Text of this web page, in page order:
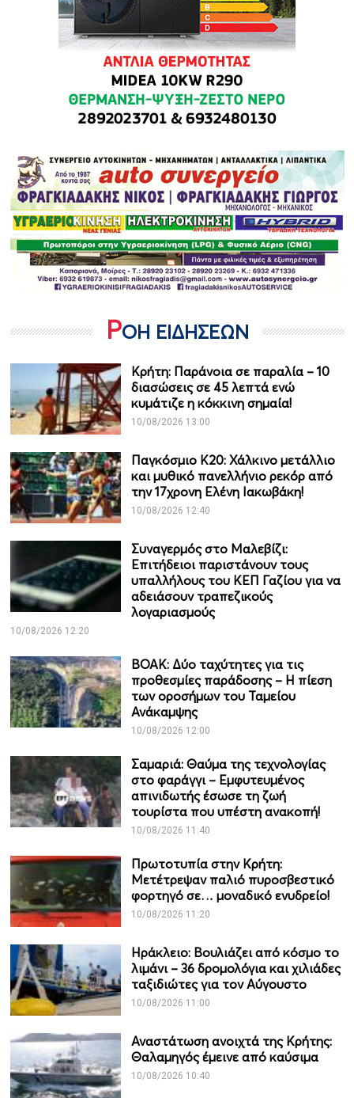
ΡΟΗ ΕΙΔΗΣΕΩΝ
Κρήτη: Παράνοια σε παραλία – 10
διασώσεις σε 45 λεπτά ενώ
κυμάτιζε η κόκκινη σημαία!
10/08/2026 13:00
Παγκόσμιο Κ20: Χάλκινο μετάλλιο
και μυθικό πανελλήνιο ρεκόρ από
την 17χρονη Ελένη Ιακωβάκη!
10/08/2026 12:40
Συναγερμός στο Μαλεβίζι:
Επιτήδειοι παριστάνουν τους
υπαλλήλους του ΚΕΠ Γαζίου για να
αδειάσουν τραπεζικούς
λογαριασμούς
10/08/2026 12:20
ΒΟΑΚ: Δύο ταχύτητες για τις
προθεσμίες παράδοσης – Η πίεση
των οροσήμων του Ταμείου
Ανάκαμψης
10/08/2026 12:00
Σαμαριά: Θαύμα της τεχνολογίας
στο φαράγγι – Εμφυτευμένος
απινιδωτής έσωσε τη ζωή
τουρίστα που υπέστη ανακοπή!
10/08/2026 11:40
Πρωτοτυπία στην Κρήτη:
Μετέτρεψαν παλιό πυροσβεστικό
φορτηγό σε… μοναδικό ενυδρείο!
10/08/2026 11:20
Ηράκλειο: Βουλιάζει από κόσμο το
λιμάνι – 36 δρομολόγια και χιλιάδες
ταξιδιώτες για τον Αύγουστο
10/08/2026 11:00
Αναστάτωση ανοιχτά της Κρήτης:
Θαλαμηγός έμεινε από καύσιμα
10/08/2026 10:40